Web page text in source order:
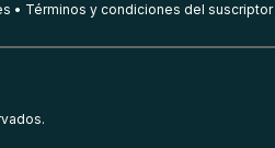
Términos y condiciones del suscriptor